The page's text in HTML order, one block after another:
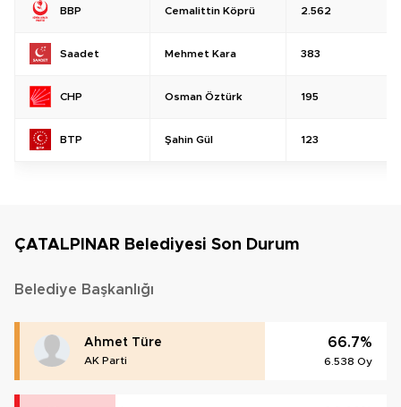
BBP Cemalittin Köprü 2.562
Saadet Mehmet Kara 383
CHP Osman Öztürk 195
BTP Şahin Gül 123
ÇATALPINAR Belediyesi Son Durum
Belediye Başkanlığı
Ahmet Türe
AK Parti
66.7%
6.538 Oy